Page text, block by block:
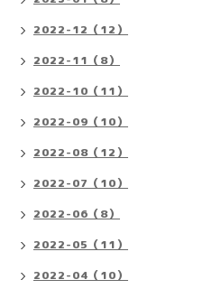
2022-12（12）
2022-11（8）
2022-10（11）
2022-09（10）
2022-08（12）
2022-07（10）
2022-06（8）
2022-05（11）
2022-04（10）